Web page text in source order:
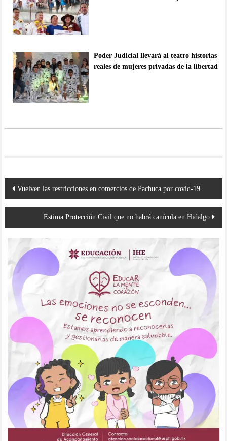
Poder Judicial llevará al teatro historias
reales de mujeres privadas de la libertad
Navegación
de
entradas
Vuelven las restricciones en comercios de Pachuca por covid-19
Estima Protección Civil que no habrá canícula en Hidalgo